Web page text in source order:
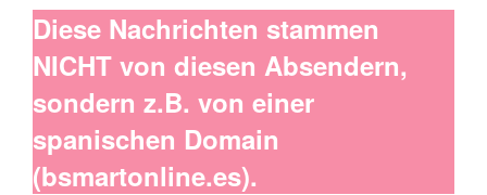
Diese Nachrichten stammen
NICHT von diesen Absendern,
sondern z.B. von einer
spanischen Domain
(bsmartonline.es).